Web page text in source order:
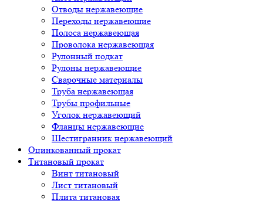
Отводы нержавеющие
Переходы нержавеющие
Полоса нержавеющая
Проволока нержавеющая
Рулонный подкат
Рулоны нержавеющие
Сварочные материалы
Труба нержавеющая
Трубы профильные
Уголок нержавеющий
Фланцы нержавеющие
Шестигранник нержавеющий
Оцинкованный прокат
Титановый прокат
Винт титановый
Лист титановый
Плита титановая